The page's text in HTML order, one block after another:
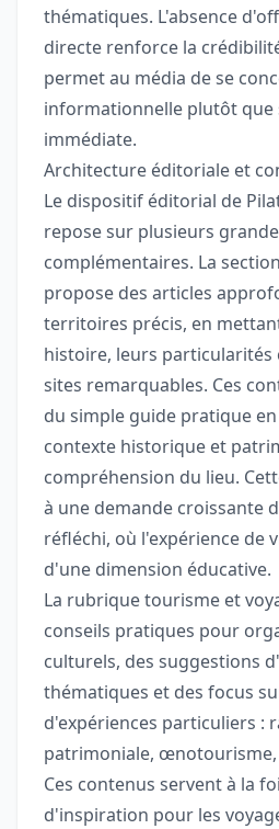
thématiques. L'absence
directe renforce la
permet au média de se
informationnelle plutôt que
immédiate.
Architecture éditoriale et
Le dispositif éditorial de
repose sur plusieurs
complémentaires. La
propose des articles
territoires précis, en
histoire, leurs particularités
sites remarquables. Ces
du simple guide pratique
contexte historique et
compréhension du lieu.
à une demande croissante
réfléchi, où l'expérience de
d'une dimension éducative.
La rubrique tourisme et
conseils pratiques pour
culturels, des suggestions
thématiques et des focus
d'expériences particuliers :
patrimoniale, œnotourisme,
Ces contenus servent à la
d'inspiration pour les